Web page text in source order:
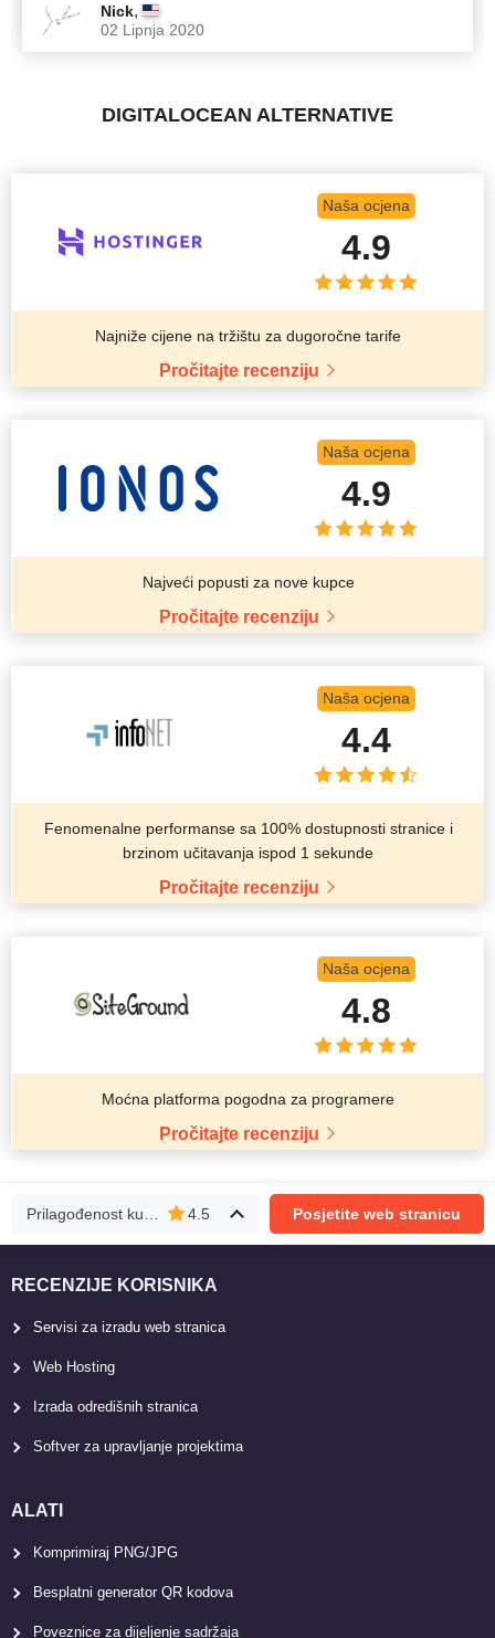
Nick,
02 Lipnja 2020
DIGITALOCEAN ALTERNATIVE
Naša ocjena
4.9
Najniže cijene na tržištu za dugoročne tarife
Pročitajte recenziju
Naša ocjena
4.9
Najveći popusti za nove kupce
Pročitajte recenziju
Naša ocjena
4.4
Fenomenalne performanse sa 100% dostupnosti stranice i
brzinom učitavanja ispod 1 sekunde
Pročitajte recenziju
Naša ocjena
4.8
Moćna platforma pogodna za programere
Pročitajte recenziju
Prilagođenost kupcima 4.5 Posjetite web stranicu
RECENZIJE KORISNIKA
Servisi za izradu web stranica
Web Hosting
Izrada odredišnih stranica
Softver za upravljanje projektima
ALATI
Komprimiraj PNG/JPG
Besplatni generator QR kodova
Poveznice za dijeljenje sadržaja